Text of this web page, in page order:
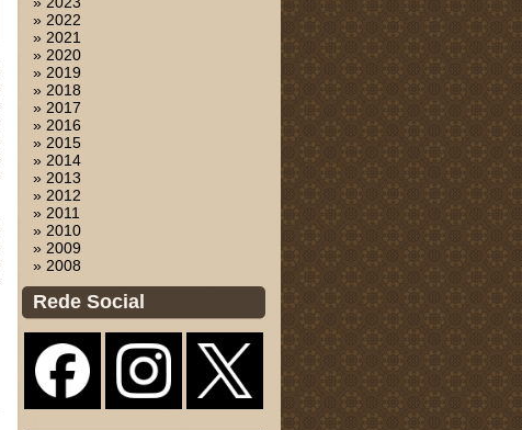
» 2022
» 2021
» 2020
» 2019
» 2018
» 2017
» 2016
» 2015
» 2014
» 2013
» 2012
» 2011
» 2010
» 2009
» 2008
Rede Social